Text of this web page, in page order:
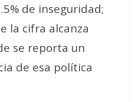
de inseguridad;
la cifra alcanza
se reporta un
de esa política